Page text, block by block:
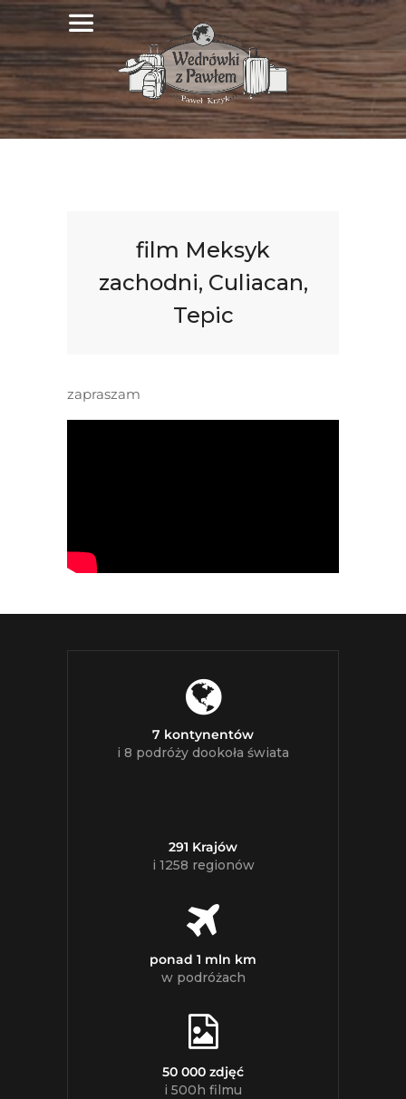
film Meksyk
zachodni, Culiacan,
Tepic
zapraszam
7 kontynentów
i 8 podróży dookoła świata
291 Krajów
i 1258 regionów
ponad 1 mln km
w podróżach
50 000 zdjęć
i 500h filmu